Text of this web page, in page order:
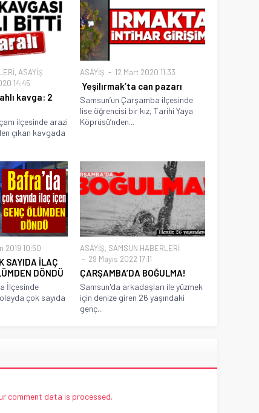
, ASAYİŞ
14:45
kavga: 2
ilçesinde arazi
çıkan kavgada
ASAYİŞ 12 Mart 2020 11:33
Yeşilırmak’ta can pazarı
Samsun’un Çarşamba ilçesinde
lise öğrencisi bir kız, Tarihi Yaya
Köprüsü’nden...
2019 10:50
SAYIDA İLAÇ
DÖNDÜ
İlçesinde
çok sayıda
ASAYİŞ, SAMSUN HABERLERİ
29 Mayıs 2022 17:11
ÇARŞAMBA’DA BOĞULMA!
Samsun'da arkadaşları ile yüzmek
için denize giren 26 yaşındaki
genç...
comment data is processed.